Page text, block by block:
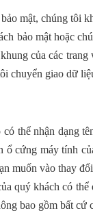
mật, chúng tôi
bảo mật hoặc
của các
chuyển giao dữ
thể nhận dạng
ổ cứng máy tính
muốn vào thay
quý khách có
bao gồm bất